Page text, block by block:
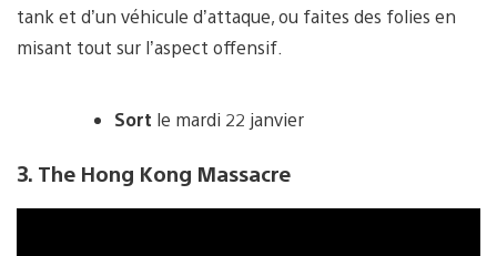
tank et d’un véhicule d’attaque, ou faites des folies en
misant tout sur l’aspect offensif.
Sort le mardi 22 janvier
3. The Hong Kong Massacre